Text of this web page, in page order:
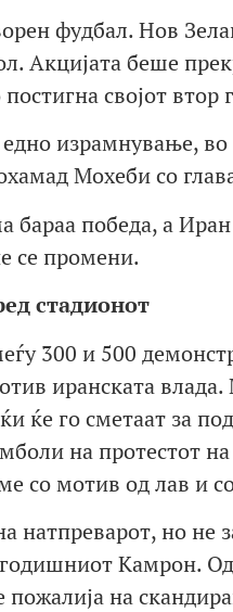
фудбал. Нов
Акцијата беше
својот втор
израмнување,
Мохеби со
бараа победа, а
се промени.
стадионот
300 и 500
иранската
ќе го сметаат за
на протестот
со мотив од лав и
натпреварот, но не
Камрон.
на